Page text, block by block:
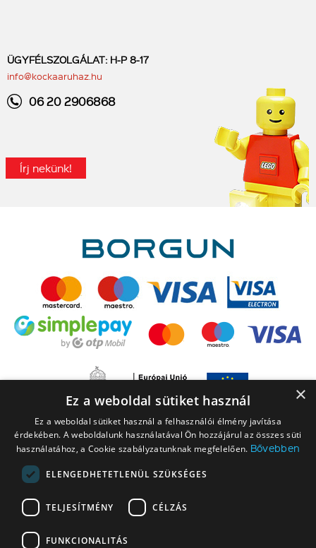
ÜGYFÉLSZOLGÁLAT: H-P 8-17
info@kockaaruhaz.hu
06 20 2906868
Írj nekünk!
A LEGO elnevezés, a LEGO logó, a Minifigure, a DUPLO, a DUPLO logó, a
NINJAGO, a NINJAGO logó, a FRIENDS logó, a HIDDEN SIDE logó, a MINIFIGURES
logó, a MINDSTORMS, a MINDSTORMS logó, a VIDIYO, a NEXO KNIGHTS,
NEXO KNIGHTS logó, az EDITIONS logó és a SMART PLAY logó a The LEGO
×
Ez a weboldal sütiket használ
Ez a weboldal sütiket használ a felhasználói élmény javítása
érdekében. A weboldalunk használatával Ön hozzájárul az összes süti
használatához, a Cookie szabályzatunknak megfelelően. Bővebben
ELENGEDHETETLENÜL SZÜKSÉGES
TELJESÍTMÉNY CÉLZÁS
FUNKCIONALITÁS